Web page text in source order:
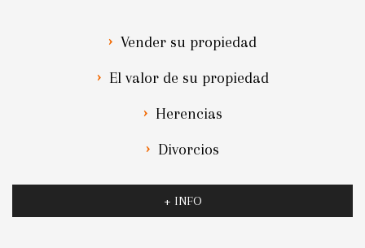
Vender su propiedad
El valor de su propiedad
Herencias
Divorcios
+ INFO